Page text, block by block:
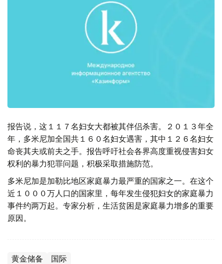
报告说，这１１７名妇女大都被其伴侣杀害。２０１３年全
年，多米尼加全国共１６０名妇女遇害，其中１２６名妇女
命丧其夫或前夫之手。报告呼吁社会各界高度重视侵害妇女
权利的暴力犯罪问题，积极采取措施防范。
多米尼加是加勒比地区家庭暴力最严重的国家之一。在这个
近１０００万人口的国家里，每年发生侵犯妇女的家庭暴力
事件约两万起。专家分析，生活贫困是家庭暴力增多的重要
原因。
黄金储备 国际